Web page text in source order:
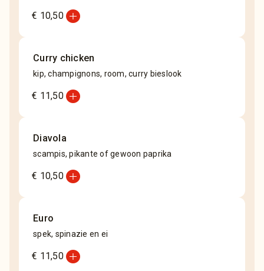
€ 10,50add_circle
Curry chicken
kip, champignons, room, curry bieslook
€ 11,50add_circle
Diavola
scampis, pikante of gewoon paprika
€ 10,50add_circle
Euro
spek, spinazie en ei
€ 11,50add_circle